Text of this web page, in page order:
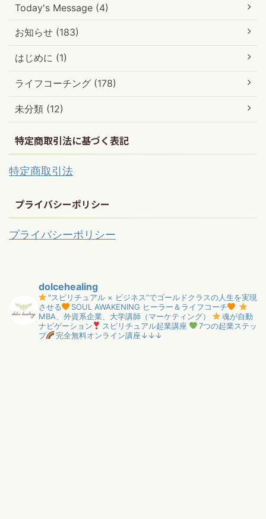
Today's Message (4)
お知らせ (183)
はじめに (1)
ライフコーチング (178)
未分類 (12)
特定商取引法に基づく表記
特定商取引法
プライバシーポリシー
プライバシーポリシー
dolcehealing
"スピリチュアル × ビジネス”でゴールドクラスの人生を実現
させる
SOUL AWAKENING ヒーラー＆ライフコーチ
MBA、外資系企業、大学講師（マーケティング）
魂が自動
ナビゲーション
スピリチュアル起業講座
7つの起業ステッ
プ
完全無料オンライン講座↓↓↓